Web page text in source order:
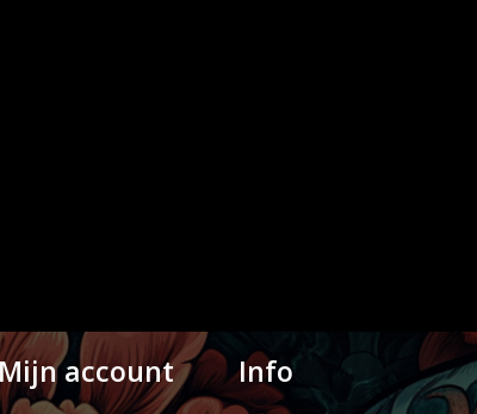
account Info